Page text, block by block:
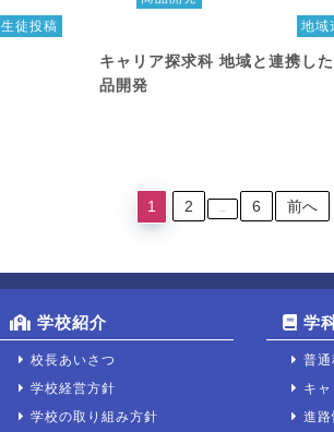
生徒投稿
地域
キャリア探求科 地域と連携し
品開発
1 2 6 前へ
学校紹介
校長あいさつ
学校経営方針
学校の取り組み方針
学
普通
キ
進路